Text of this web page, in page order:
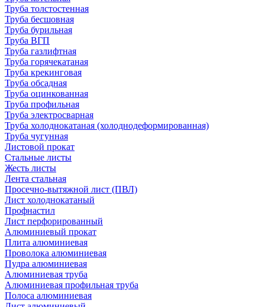
Труба толстостенная
Труба бесшовная
Труба бурильная
Труба ВГП
Труба газлифтная
Труба горячекатаная
Труба крекинговая
Труба обсадная
Труба оцинкованная
Труба профильная
Труба электросварная
Труба холоднокатаная (холоднодеформированная)
Труба чугунная
Листовой прокат
Стальные листы
Жесть листы
Лента стальная
Просечно-вытяжной лист (ПВЛ)
Лист холоднокатаный
Профнастил
Лист перфорированный
Алюминиевый прокат
Плита алюминиевая
Проволока алюминиевая
Пудра алюминиевая
Алюминиевая труба
Алюминиевая профильная труба
Полоса алюминиевая